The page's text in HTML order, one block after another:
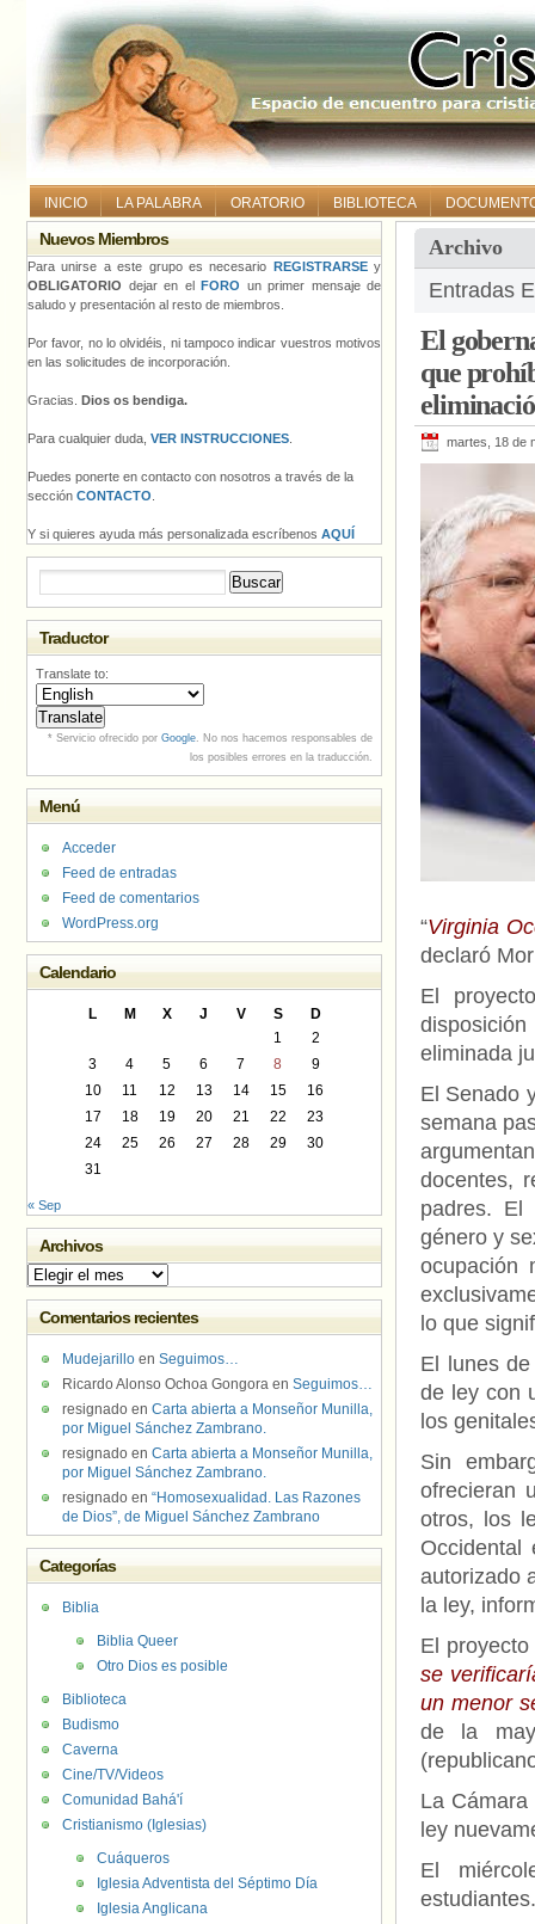
INICIO LA PALABRA ORATORIO BIBLIOTECA
Archivo
Entradas
El
que
martes, 18 de
“Virginia
declaró
El
eliminada
El Senado
semana
docentes,
padres. El
género y
ocupación
lo que
El lunes
de ley con
los
Sin
ofrecieran
otros, los
Occidental
autorizado
la ley,
El
se
un menor
de la
La
ley
El
estudiantes.
Nuevos Miembros
Para unirse a este grupo es necesario REGISTRARSEy
OBLIGATORIO dejar en el FORO un primer mensaje de
saludo y presentación al resto de miembros.
Por favor, no lo olvidéis, ni tampoco indicar vuestros motivos
en las solicitudes de incorporación.
Gracias. Dios os bendiga.
Para cualquier duda, VER INSTRUCCIONES
Puedes ponerte en contacto con nosotros a través de la
sección CONTACTO
Y si quieres ayuda más personalizada escríbenos AQUÍ
Traductor
Translate to:
* Servicio ofrecido por Google. No nos hacemos responsables de
los posibles errores en la traducción.
Menú
Acceder
Feed de entradas
Feed de comentarios
WordPress.org
Calendario
L M X J V S
D
1
2
3
4 5 6 7 8
9
10
11 12 13 14 15
16
17
18 19 20 21 22
23
24
25 26 27 28 29
30
31
« Sep
Archivos
Archivos
Comentarios recientes
Mudejarillo en Seguimos…
Ricardo Alonso Ochoa Gongora en Seguimos…
resignado en Carta abierta a Monseñor Munilla,
por Miguel Sánchez Zambrano.
resignado en Carta abierta a Monseñor Munilla,
por Miguel Sánchez Zambrano.
resignado en “Homosexualidad. Las Razones
de Dios”, de Miguel Sánchez Zambrano
Categorías
Biblia
Biblia Queer
Otro Dios es posible
Biblioteca
Budismo
Caverna
Cine/TV/Videos
Comunidad Bahá'í
Cristianismo (Iglesias)
Cuáqueros
Iglesia Adventista del Séptimo Día
Iglesia Anglicana